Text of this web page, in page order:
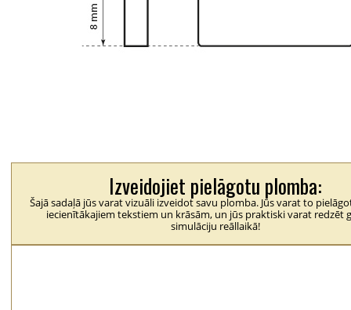
Izveidojiet pielāgotu plomba:
Šajā sadaļā jūs varat vizuāli izveidot savu plomba. Jūs varat to
iecienītākajiem tekstiem un krāsām, un jūs praktiski varat redzēt
simulāciju reāllaikā!